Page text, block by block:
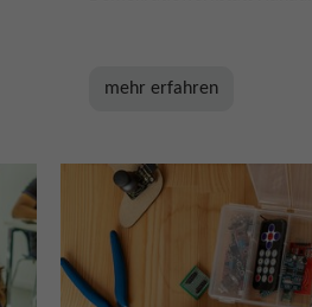
mehr erfahren